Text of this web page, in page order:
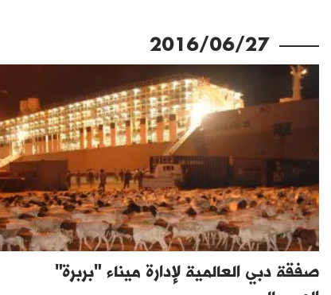
2016/06/27
صفقة دبي العالمية لإدارة ميناء "بربرة"